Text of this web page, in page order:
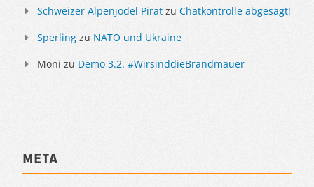
Schweizer Alpenjodel Pirat zu Chatkontrolle abgesagt!
Sperling zu NATO und Ukraine
Moni zu Demo 3.2. #WirsinddieBrandmauer
Meta